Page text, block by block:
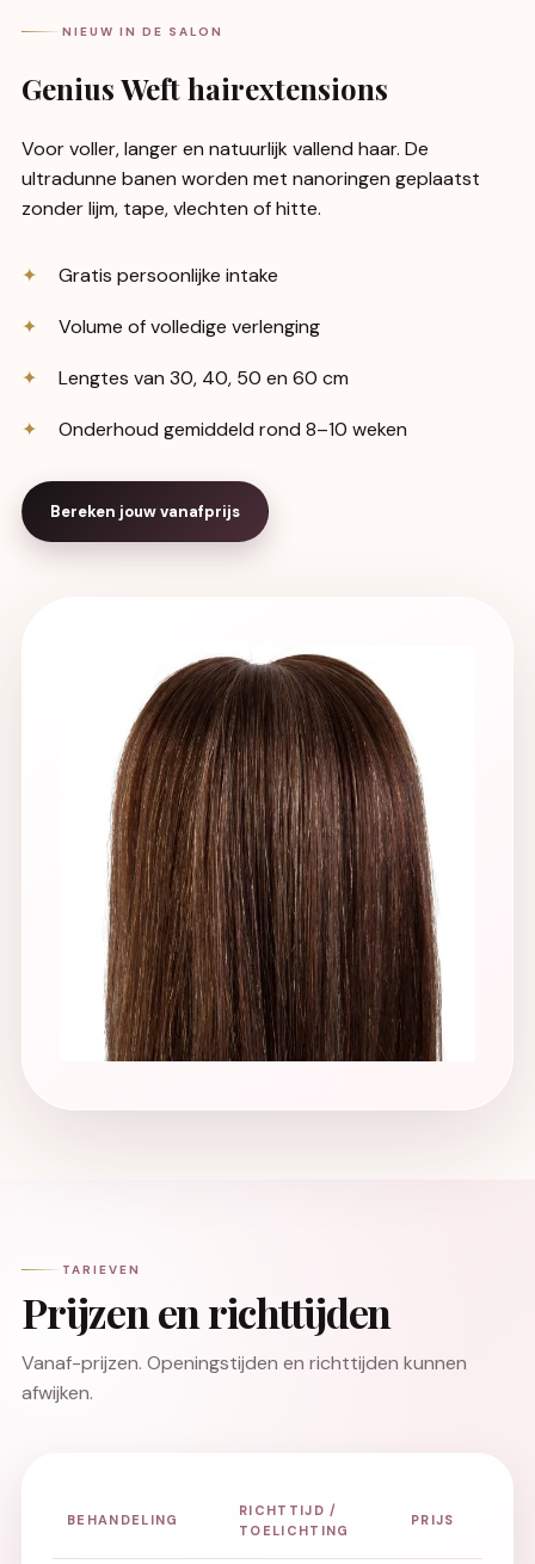
NIEUW IN DE SALON
Genius Weft hairextensions
Voor voller, langer en natuurlijk vallend haar. De
ultradunne banen worden met nanoringen geplaatst
zonder lijm, tape, vlechten of hitte.
Gratis persoonlijke intake
Volume of volledige verlenging
Lengtes van 30, 40, 50 en 60 cm
Onderhoud gemiddeld rond 8–10 weken
Bereken jouw vanafprijs
TARIEVEN
Prijzen en richttijden
Vanaf-prijzen. Openingstijden en richttijden kunnen
afwijken.
BEHANDELING
RICHTTIJD /
TOELICHTING
PRIJS